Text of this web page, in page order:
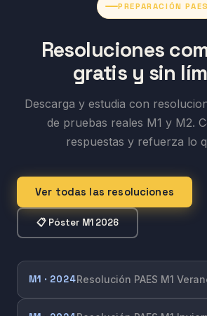
PREPARACIÓN PAES
Resoluciones
gratis y sin
Descarga y estudia con
de pruebas reales M1 y M2.
respuestas y refuerza lo
Ver todas las resoluciones
📋 Póster M1 2026
M1 · 2024Resolución PAES M1